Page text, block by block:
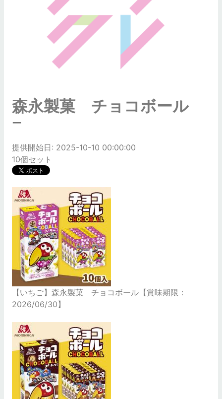
森永製菓 チョコボール
ー
提供開始日: 2025-10-10 00:00:00
10個セット
【いちご】森永製菓 チョコボール【賞味期限：
2026/06/30】